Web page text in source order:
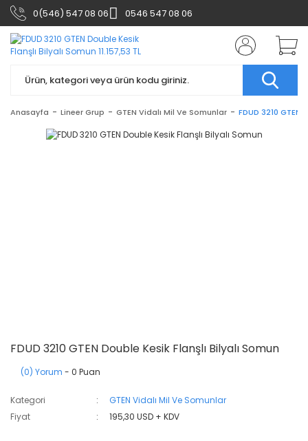
0(546) 547 08 06 0546 547 08 06
Anasayfa Lineer Grup GTEN Vidalı Mil Ve Somunlar FDUD 3210 GTEN
FDUD 3210 GTEN Double Kesik Flanşlı Bilyalı Somun
(0) Yorum - 0 Puan
Kategori
GTEN Vidalı Mil Ve Somunlar
Fiyat
195,30 USD + KDV